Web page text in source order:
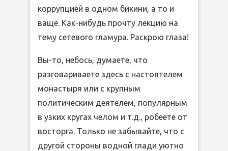
коррупцией в одном бикини, а то и
ваще. Как-нибудь прочту лекцию на
тему сетевого гламура. Раскрою глаза!
Вы-то, небось, думаете, что
разговариваете здесь с настоятелем
монастыря или с крупным
политическим деятелем, популярным
в узких кругах челом и т.д., робеете от
восторга. Только не забывайте, что с
другой стороны водной глади уютно